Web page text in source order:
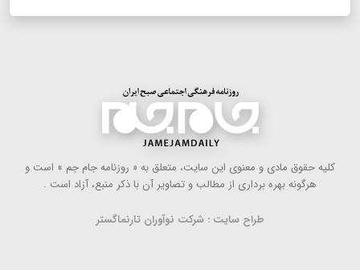
كلیه حقوق مادی و معنوی این سایت، متعلق به « روزنامه جام جم » است و
هرگونه بهره ‌برداری از مطالب و تصاویر آن با ذكر منبع، آزاد است .
طراح سایت : شرکت نوآوران تارنماگستر